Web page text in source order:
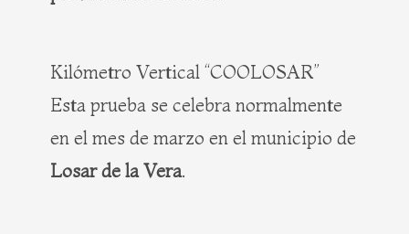
Kilómetro Vertical “COOLOSAR”
Esta prueba se celebra normalmente
en el mes de marzo en el municipio de
Losar de la Vera.